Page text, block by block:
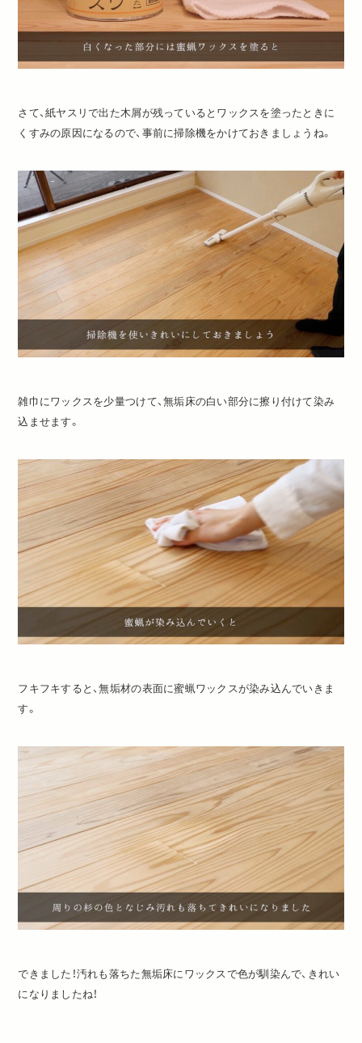
さて、紙ヤスリで出た木屑が残っているとワックスを塗ったときに
くすみの原因になるので、事前に掃除機をかけておきましょうね。
雑巾にワックスを少量つけて、無垢床の白い部分に擦り付けて染み
込ませます。
フキフキすると、無垢材の表面に蜜蝋ワックスが染み込んでいきま
す。
できました！汚れも落ちた無垢床にワックスで色が馴染んで、きれい
になりましたね！